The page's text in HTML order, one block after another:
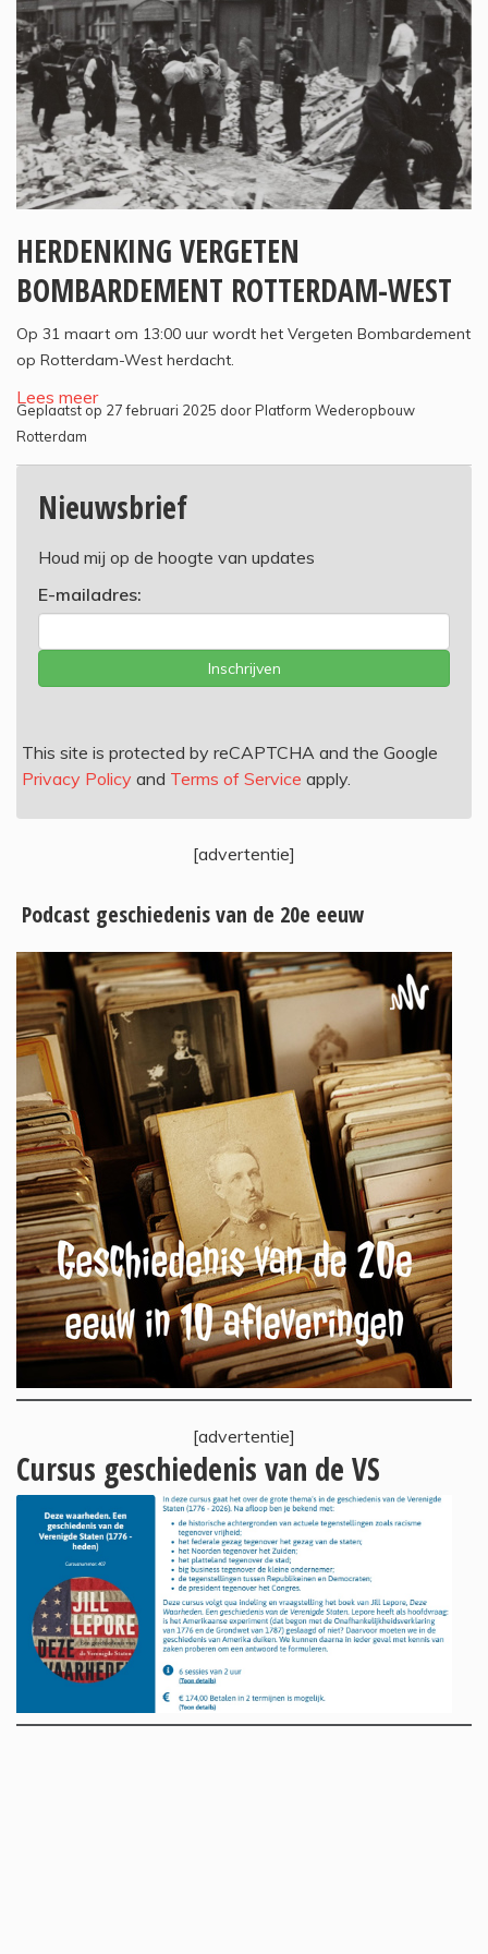
HERDENKING VERGETEN
BOMBARDEMENT ROTTERDAM-WEST
Op 31 maart om 13:00 uur wordt het Vergeten Bombardement
op Rotterdam-West herdacht.
Lees meer
Geplaatst op 27 februari 2025 door Platform Wederopbouw
Rotterdam
Nieuwsbrief
Houd mij op de hoogte van updates
E-mailadres:
Inschrijven
This site is protected by reCAPTCHA and the Google
Privacy Policy and Terms of Service apply.
[advertentie]
Podcast geschiedenis van de 20e eeuw
[advertentie]
Cursus geschiedenis van de VS